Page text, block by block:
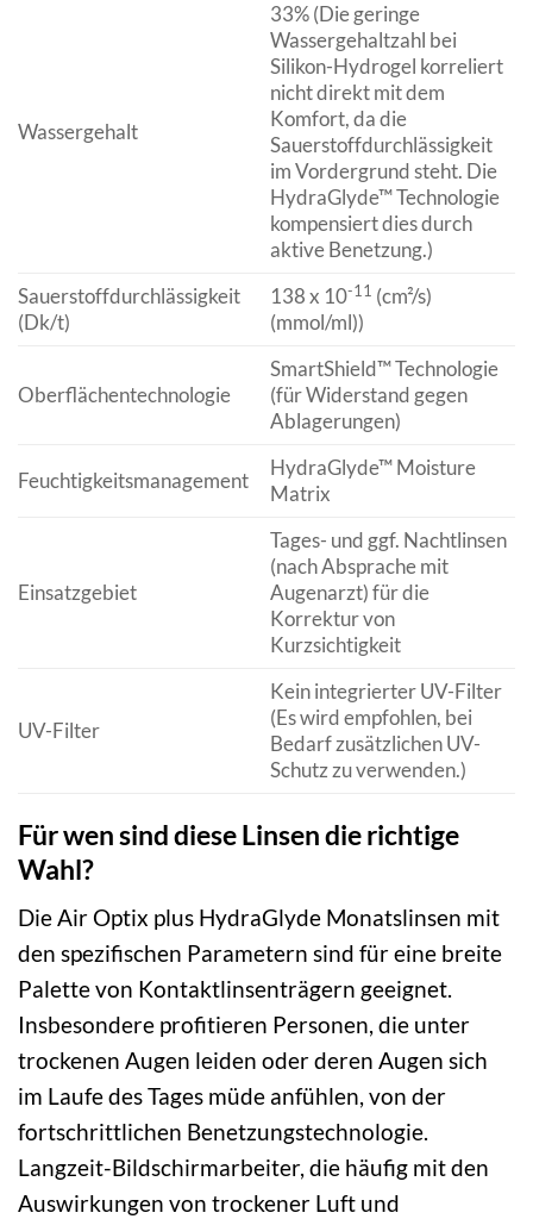
Wassergehalt
33% (Die geringe
Wassergehaltzahl bei
Silikon-Hydrogel korreliert
nicht direkt mit dem
Komfort, da die
Sauerstoffdurchlässigkeit
im Vordergrund steht. Die
HydraGlyde™ Technologie
kompensiert dies durch
aktive Benetzung.)
Sauerstoffdurchlässigkeit
(Dk/t)
138 x 10-11 (cm²/s)
(mmol/ml))
Oberflächentechnologie
SmartShield™ Technologie
(für Widerstand gegen
Ablagerungen)
Feuchtigkeitsmanagement
HydraGlyde™ Moisture
Matrix
Einsatzgebiet
Tages- und ggf. Nachtlinsen
(nach Absprache mit
Augenarzt) für die
Korrektur von
Kurzsichtigkeit
UV-Filter
Kein integrierter UV-Filter
(Es wird empfohlen, bei
Bedarf zusätzlichen UV-
Schutz zu verwenden.)
Für wen sind diese Linsen die richtige
Wahl?
Die Air Optix plus HydraGlyde Monatslinsen mit
den spezifischen Parametern sind für eine breite
Palette von Kontaktlinsenträgern geeignet.
Insbesondere profitieren Personen, die unter
trockenen Augen leiden oder deren Augen sich
im Laufe des Tages müde anfühlen, von der
fortschrittlichen Benetzungstechnologie.
Langzeit-Bildschirmarbeiter, die häufig mit den
Auswirkungen von trockener Luft und